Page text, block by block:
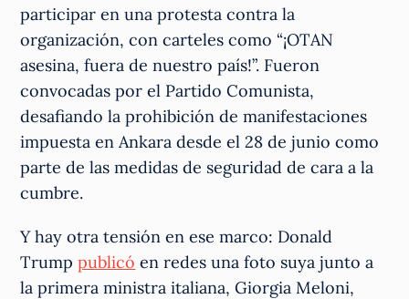
participar en una protesta contra la
organización, con carteles como “¡OTAN
asesina, fuera de nuestro país!”. Fueron
convocadas por el Partido Comunista,
desafiando la prohibición de manifestaciones
impuesta en Ankara desde el 28 de junio como
parte de las medidas de seguridad de cara a la
cumbre.
Y hay otra tensión en ese marco: Donald
Trumppublicó en redes una foto suya junto a
la primera ministra italiana, Giorgia Meloni,